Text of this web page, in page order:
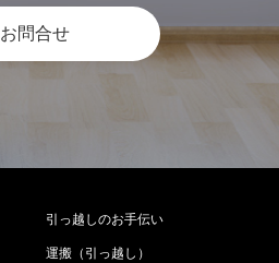
お問合せ
引っ越しのお手伝い
運搬（引っ越し）